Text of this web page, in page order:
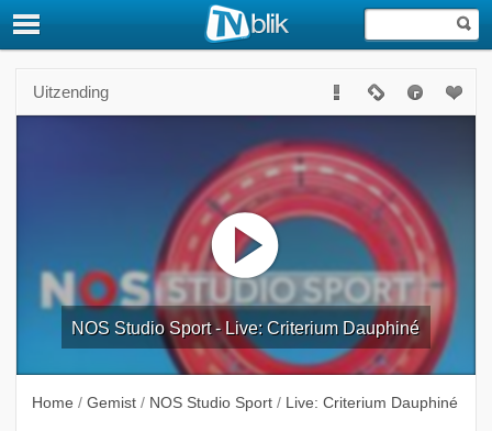
Uitzending
NOS Studio Sport - Live: Criterium Dauphiné
Home / Gemist / NOS Studio Sport / Live: Criterium Dauphiné